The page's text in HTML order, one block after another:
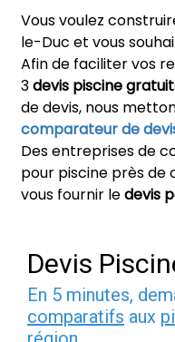
Vous voulez
le-Duc et vous
Afin de faciliter vos
3devis piscine
de devis, nous
comparateur de
Des entreprises de
pour piscine près de
vous fournir ledevis
Devis
En 5 minutes,
comparatifs aux